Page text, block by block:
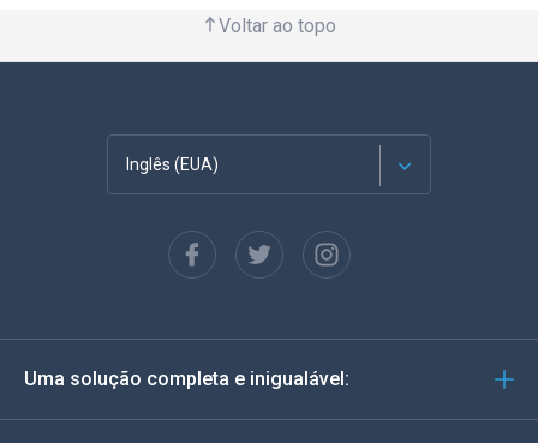
Voltar ao topo
Inglês (EUA)
Espanhol
Alemão
Uma solução completa e inigualável: